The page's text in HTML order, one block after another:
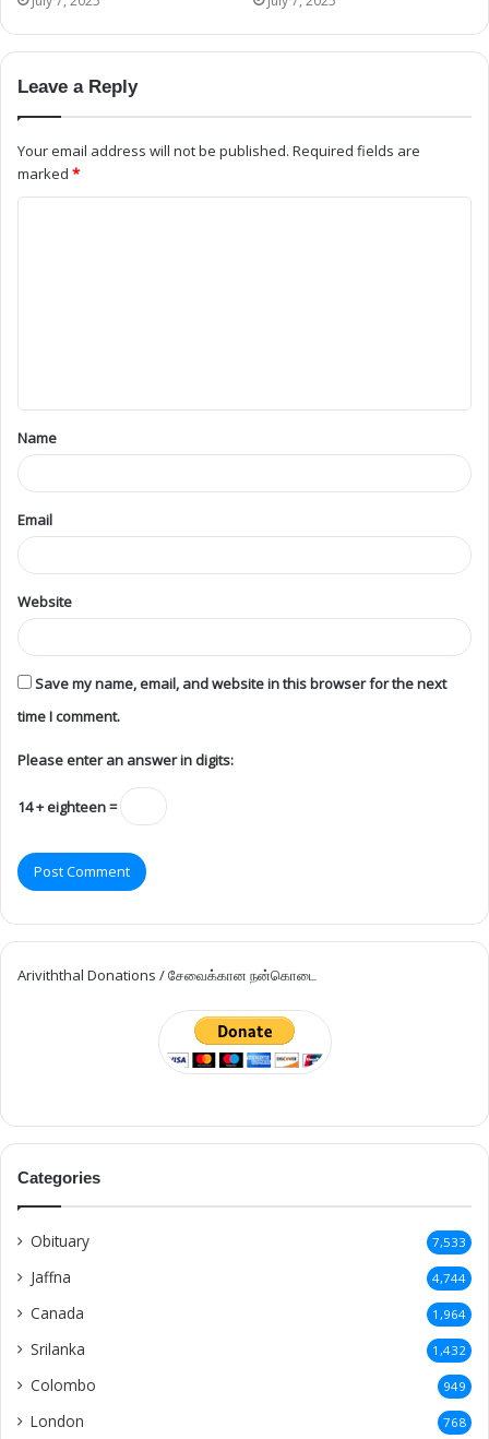
Leave a Reply
Your email address will not be published. Required fields are
marked *
Name
Email
Website
Save my name, email, and website in this browser for the next
time I comment.
Please enter an answer in digits:
14 + eighteen =
Ariviththal Donations / சேவைக்கான நன்கொடை
Categories
Obituary 7,533
Jaffna 4,744
Canada 1,964
Srilanka 1,432
Colombo 949
London 768